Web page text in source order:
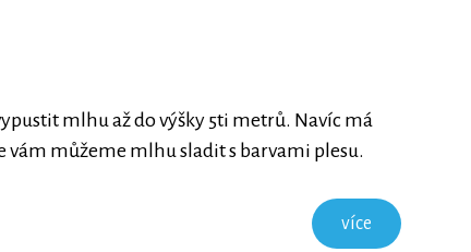
mlhu až do výšky 5ti metrů. Navíc má
vám můžeme mlhu sladit s barvami plesu.
více